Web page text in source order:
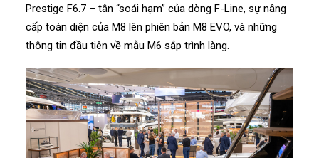
Prestige F6.7 – tân “soái hạm” của dòng F-Line, sự nâng
cấp toàn diện của M8 lên phiên bản M8 EVO, và những
thông tin đầu tiên về mẫu M6 sắp trình làng.